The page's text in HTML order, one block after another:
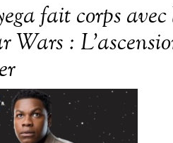
fait corps
Wars :